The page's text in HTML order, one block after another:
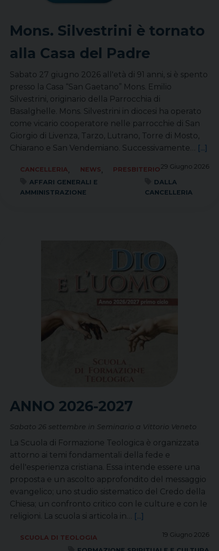
Mons. Silvestrini è tornato
alla Casa del Padre
Sabato 27 giugno 2026 all'età di 91 anni, si è spento
presso la Casa “San Gaetano” Mons. Emilio
Silvestrini, originario della Parrocchia di
Basalghelle. Mons. Silvestrini in diocesi ha operato
come vicario cooperatore nelle parrocchie di San
Giorgio di Livenza, Tarzo, Lutrano, Torre di Mosto,
Chiarano e San Vendemiano. Successivamente… [...]
29 Giugno 2026
CANCELLERIA, NEWS,
PRESBITERIO
AFFARI GENERALI E
AMMINISTRAZIONE
DALLA
CANCELLERIA
ANNO 2026-2027
Sabato 26 settembre in Seminario a Vittorio Veneto
La Scuola di Formazione Teologica è organizzata
attorno ai temi fondamentali della fede e
dell'esperienza cristiana. Essa intende essere una
proposta e un ascolto approfondito del messaggio
evangelico; uno studio sistematico del Credo della
Chiesa; un confronto critico con le culture e con le
religioni. La scuola si articola in… [...]
19 Giugno 2026
SCUOLA DI TEOLOGIA